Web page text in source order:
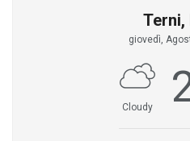
Terni,
giovedì,
Cloudy